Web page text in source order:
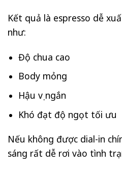
Kết quả là espresso dễ
như:
Độ chua cao
Body mỏng
Hậu vị ngắn
Khó đạt độ ngọt tối ưu
Nếu không được dial-in
sáng rất dễ rơi vào tình